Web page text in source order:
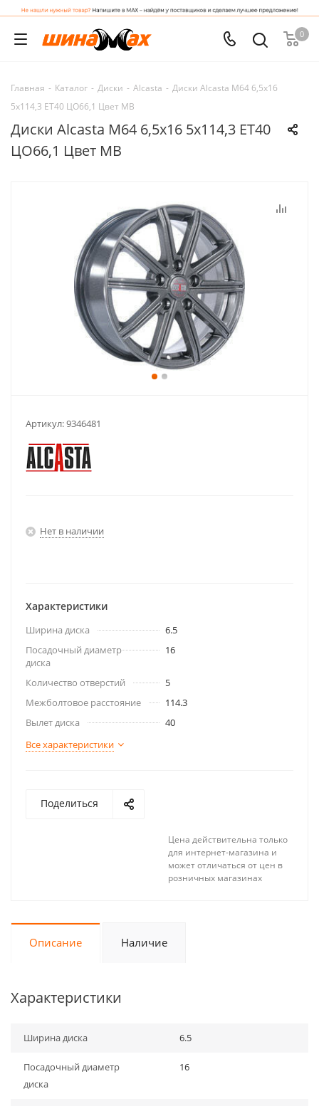
0
Главная - Каталог - Диски - Alcasta - Диски Alcasta M64 6,5x16
5x114,3 ET40 ЦО66,1 Цвет MB
Диски Alcasta M64 6,5x16 5x114,3 ET40
ЦО66,1 Цвет MB
Артикул:9346481
Нет в наличии
Характеристики
Ширина диска
6.5
Посадочный диаметр
диска
16
Количество отверстий
5
Межболтовое расстояние
114.3
Вылет диска
40
Все характеристики
Поделиться
Цена действительна только
для интернет-магазина и
может отличаться от цен в
розничных магазинах
Описание Наличие
Характеристики
Ширина диска 6.5
Посадочный диаметр
диска
16